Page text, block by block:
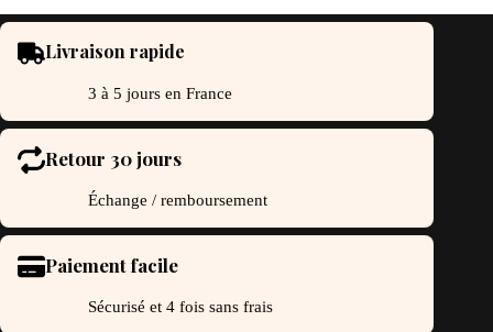
du
Livraison rapide
3 à 5 jours en France
Retour 30 jours
Échange / remboursement
Paiement facile
Sécurisé et 4 fois sans frais